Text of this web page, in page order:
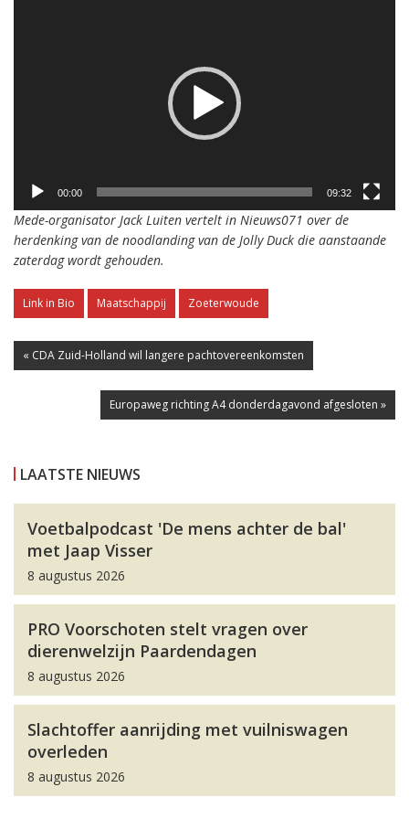
00:00 09:32
Mede-organisator Jack Luiten vertelt in Nieuws071 over de
herdenking van de noodlanding van de Jolly Duck die aanstaande
zaterdag wordt gehouden.
Link in Bio Maatschappij Zoeterwoude
« CDA Zuid-Holland wil langere pachtovereenkomsten
Europaweg richting A4 donderdagavond afgesloten »
LAATSTE NIEUWS
Voetbalpodcast 'De mens achter de bal'
met Jaap Visser
8 augustus 2026
PRO Voorschoten stelt vragen over
dierenwelzijn Paardendagen
8 augustus 2026
Slachtoffer aanrijding met vuilniswagen
overleden
8 augustus 2026